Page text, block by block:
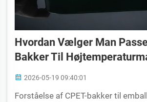
Hvordan Vælger Man
Bakker Til
2026-05-19 09:40:01
Forståelse af CPET-bakker til